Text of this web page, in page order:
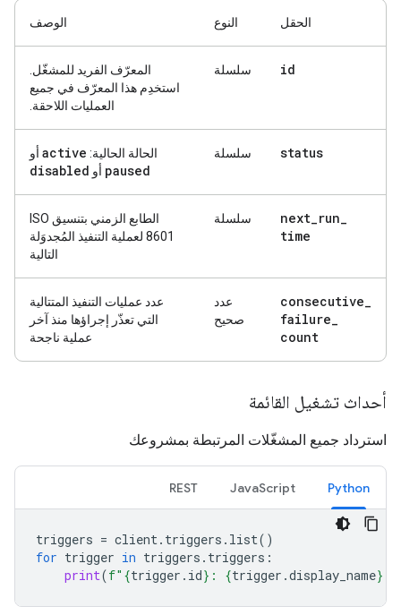
الحقل النوع الوصف
id سلسلة
المعرّف الفريد للمشغّل.
استخدِم هذا المعرّف في جميع
العمليات اللاحقة.
status سلسلة الحالة الحالية: active أو
paused أو disabled
next_run_
time
سلسلة
الطابع الزمني بتنسيق ISO
8601 لعملية التنفيذ المُجدوَلة
التالية
consecutive_
failure_
count
عدد
صحيح
عدد عمليات التنفيذ المتتالية
التي تعذّر إجراؤها منذ آخر
عملية ناجحة
أحداث تشغيل القائمة
استرداد جميع المشغّلات المرتبطة بمشروعك
Python
JavaScript
REST
triggers = client. triggers . list()
for trigger in triggers . triggers :
print(f" {trigger . id} : {trigger .display_name}